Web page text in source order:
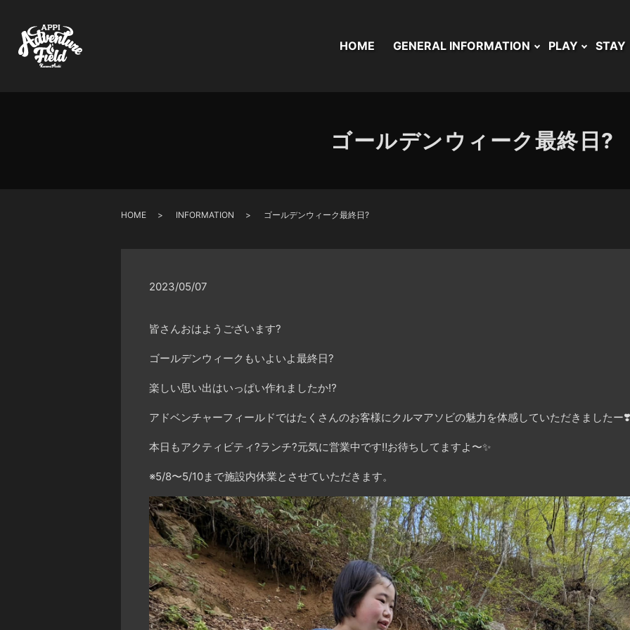
HOME GENERAL INFORMATION PLAY STAY
ゴールデンウィーク最終日?
HOME INFORMATION ゴールデンウィーク最終日?
2023/05/07
皆さんおはようございます?
ゴールデンウィークもいよいよ最終日?
楽しい思い出はいっぱい作れましたか⁉️
アドベンチャーフィールドではたくさんのお客様にクルマアソビの魅力を体感していただきましたー❣️
本日もアクティビティ?ランチ?元気に営業中です‼️お待ちしてますよ〜✨
※5/8〜5/10まで施設内休業とさせていただきます。